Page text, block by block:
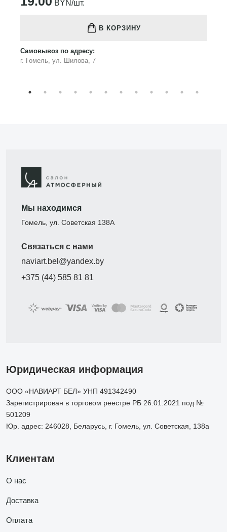
BYN/шт.
В КОРЗИНУ
Самовывоз по адресу:
г. Гомель, ул. Шилова, 7
Мы находимся
Гомель, ул. Советская 138А
Связаться с нами
naviart.bel@yandex.by
+375 (44) 585 81 81
Юридическая информация
ООО «НАВИАРТ БЕЛ» УНП 491342490
Зарегистрирован в торговом реестре РБ 26.01.2021 под №
501209
Юр. адрес: 246028, Беларусь, г. Гомель, ул. Советская, 138а
Клиентам
О нас
Доставка
Оплата